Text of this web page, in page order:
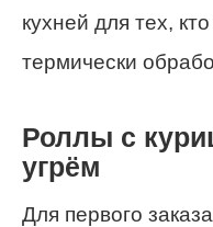
кухней для тех,
термически
Роллы с
угрём
Для первого